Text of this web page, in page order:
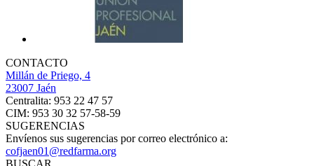
CONTACTO
Millán de Priego, 4
23007 Jaén
Centralita: 953 22 47 57
CIM: 953 30 32 57-58-59
SUGERENCIAS
Envíenos sus sugerencias por correo electrónico a:
cofjaen01@redfarma.org
BUSCAR